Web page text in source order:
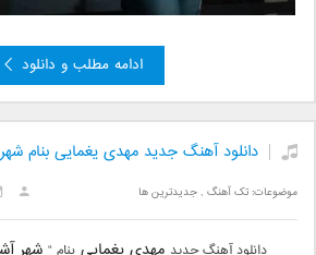
ادامه مطلب و دانلود
دانلود آهنگ جدید مهدی یغمایی بنام
موضوعات:تک آهنگ ,جدیدترین ها